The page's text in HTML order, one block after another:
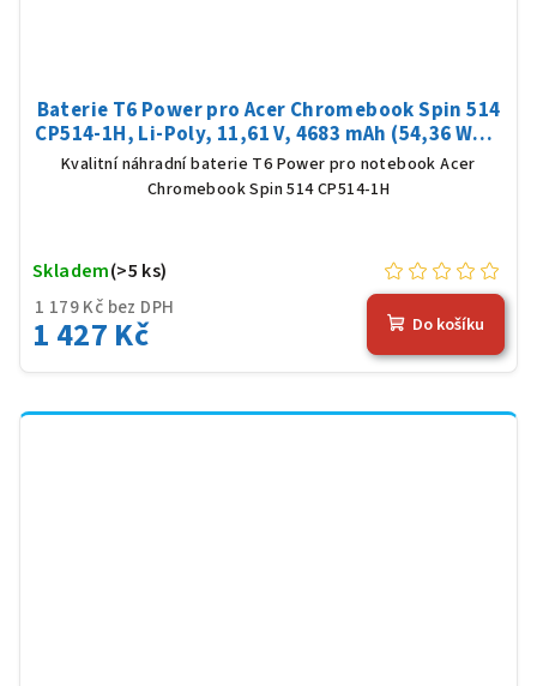
Baterie T6 Power pro Acer Chromebook Spin 514
CP514-1H, Li-Poly, 11,61 V, 4683 mAh (54,36 Wh),
černá
Kvalitní náhradní baterie T6 Power pro notebook Acer
Chromebook Spin 514 CP514-1H
1 179 Kč bez DPH
1 427 Kč
Skladem(>5 ks)
Do košíku